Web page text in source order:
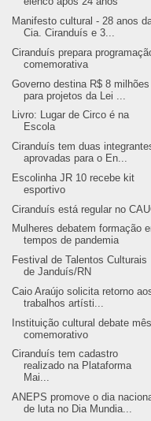
Manifesto cultural - 28 anos
Cia. Ciranduís e 3...
Ciranduís prepara
comemorativa
Governo destina R$ 8 milhões
para projetos da Lei ...
Livro: Lugar de Circo é na
Escola
Ciranduís tem duas
aprovadas para o En...
Escolinha JR 10 recebe kit
esportivo
Ciranduís está regular no
Mulheres debatem formação
tempos de pandemia
Festival de Talentos Culturais
de Janduís/RN
Caio Araújo solicita retorno
trabalhos artísti...
Instituição cultural debate mês
comemorativo
Ciranduís tem cadastro
realizado na Plataforma
Mai...
ANEPS promove o dia
de luta no Dia Mundia...